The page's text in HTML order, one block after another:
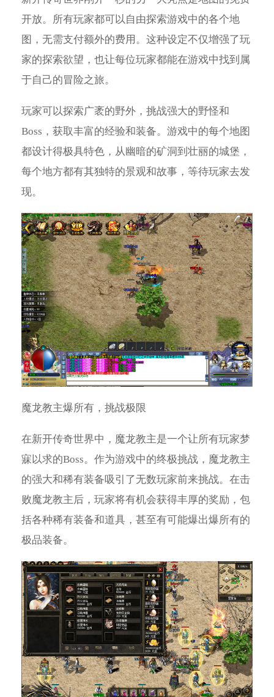
开放。所有玩家都可以自由探索游戏中的各个地
图，无需支付额外的费用。这种设定不仅增强了玩
家的探索欲望，也让每位玩家都能在游戏中找到属
于自己的冒险之旅。
玩家可以探索广袤的野外，挑战强大的野怪和
Boss，获取丰富的经验和装备。游戏中的每个地图
都设计得极具特色，从幽暗的矿洞到壮丽的城堡，
每个地方都有其独特的景观和故事，等待玩家去发
现。
魔龙教主爆所有，挑战极限
在新开传奇世界中，魔龙教主是一个让所有玩家梦
寐以求的Boss。作为游戏中的终极挑战，魔龙教主
的强大和稀有装备吸引了无数玩家前来挑战。在击
败魔龙教主后，玩家将有机会获得丰厚的奖励，包
括各种稀有装备和道具，甚至有可能爆出爆所有的
极品装备。